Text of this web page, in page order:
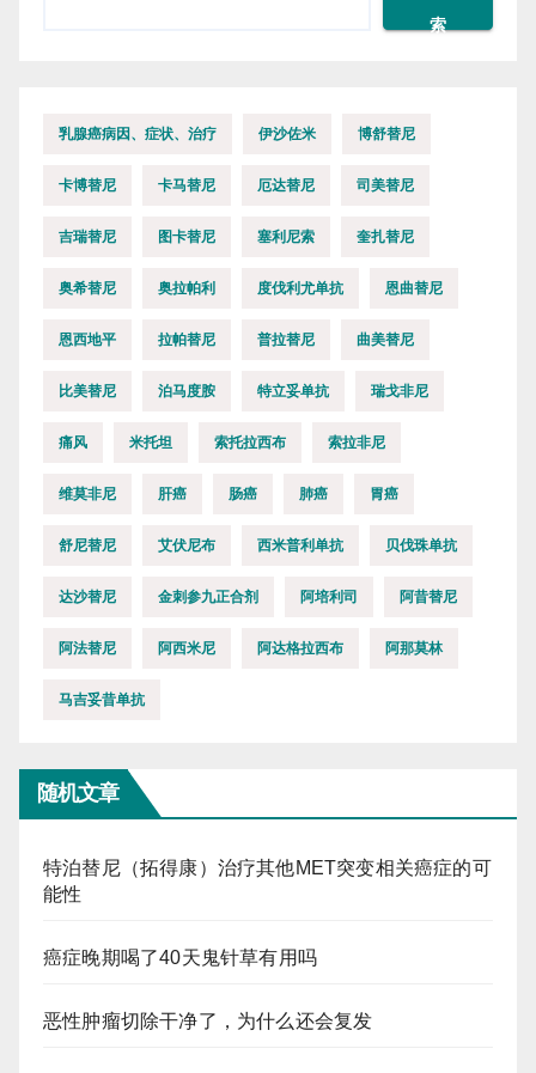
索
乳腺癌病因、症状、治疗 伊沙佐米 博舒替尼
卡博替尼 卡马替尼 厄达替尼 司美替尼
吉瑞替尼 图卡替尼 塞利尼索 奎扎替尼
奥希替尼 奥拉帕利 度伐利尤单抗 恩曲替尼
恩西地平 拉帕替尼 普拉替尼 曲美替尼
比美替尼 泊马度胺 特立妥单抗 瑞戈非尼
痛风 米托坦 索托拉西布 索拉非尼
维莫非尼 肝癌 肠癌 肺癌 胃癌
舒尼替尼 艾伏尼布 西米普利单抗 贝伐珠单抗
达沙替尼 金刺参九正合剂 阿培利司 阿昔替尼
阿法替尼 阿西米尼 阿达格拉西布 阿那莫林
马吉妥昔单抗
随机文章
特泊替尼（拓得康）治疗其他MET突变相关癌症的可
能性
癌症晚期喝了40天鬼针草有用吗
恶性肿瘤切除干净了，为什么还会复发